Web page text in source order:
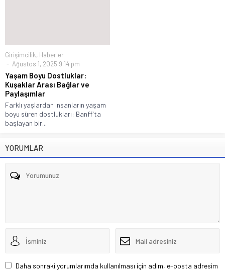
Girişimcilik, Haberler
Ağustos 1, 2025 9:14 pm
Yaşam Boyu Dostluklar:
Kuşaklar Arası Bağlar ve
Paylaşımlar
Farklı yaşlardan insanların yaşam
boyu süren dostlukları: Banff'ta
başlayan bir...
YORUMLAR
Daha sonraki yorumlarımda kullanılması için adım, e-posta adresim